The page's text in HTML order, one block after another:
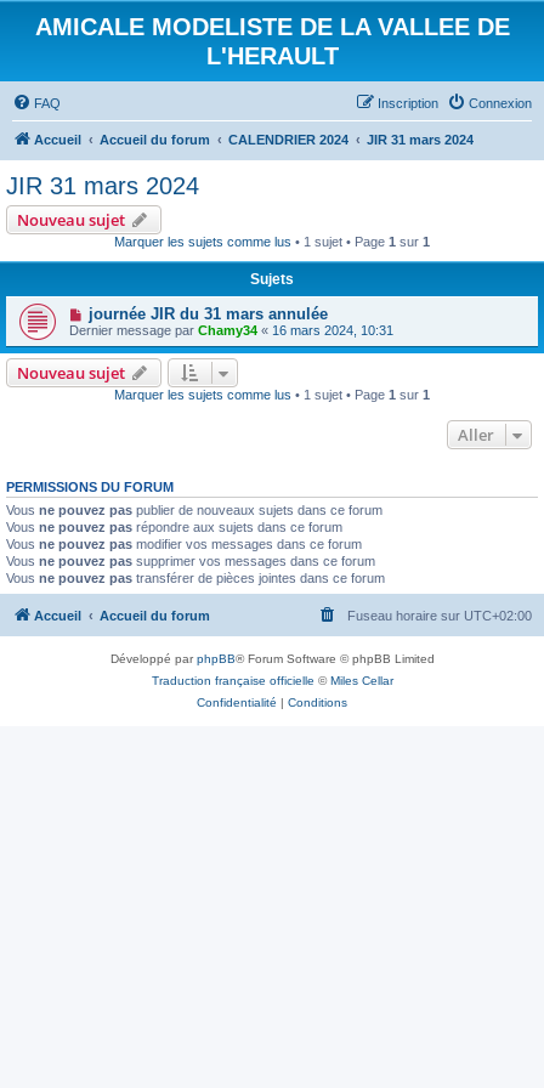
AMICALE MODELISTE DE LA VALLEE DE
L'HERAULT
FAQ Connexion
Inscription
Accueil Accueil du forum CALENDRIER 2024 JIR 31 mars 2024
JIR 31 mars 2024
Nouveau sujet
Marquer les sujets comme lus • 1 sujet • Page 1 sur 1
Sujets
journée JIR du 31 mars annulée
Dernier message par Chamy34 « 16 mars 2024, 10:31
Nouveau sujet
Marquer les sujets comme lus • 1 sujet • Page 1 sur 1
Aller
PERMISSIONS DU FORUM
Vous ne pouvez pas publier de nouveaux sujets dans ce forum
Vous ne pouvez pas répondre aux sujets dans ce forum
Vous ne pouvez pas modifier vos messages dans ce forum
Vous ne pouvez pas supprimer vos messages dans ce forum
Vous ne pouvez pas transférer de pièces jointes dans ce forum
Accueil Accueil du forum Fuseau horaire sur UTC+02:00
Développé parphpBB® Forum Software © phpBB Limited
Traduction française officielle ©Miles Cellar
Confidentialité | Conditions